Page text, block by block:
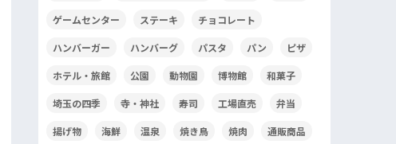
ゲームセンター ステーキ チョコレート
ハンバーガー ハンバーグ パスタ パン ピザ
ホテル・旅館 公園 動物園 博物館 和菓子
埼玉の四季 寺・神社 寿司 工場直売 弁当
揚げ物 海鮮 温泉 焼き鳥 焼肉 通販商品